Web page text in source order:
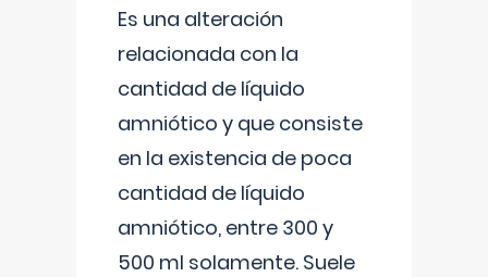
Es una alteración
relacionada con la
cantidad de líquido
amniótico y que consiste
en la existencia de poca
cantidad de líquido
amniótico, entre 300 y
500 ml solamente. Suele